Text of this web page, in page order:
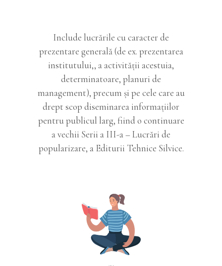
Include lucrările cu caracter de
prezentare generală (de ex. prezentarea
institutului,, a activităţii acestuia,
determinatoare, planuri de
management), precum şi pe cele care au
drept scop diseminarea informaţiilor
pentru publicul larg, fiind o continuare
a vechii Serii a III-a – Lucrări de
popularizare, a Editurii Tehnice Silvice.